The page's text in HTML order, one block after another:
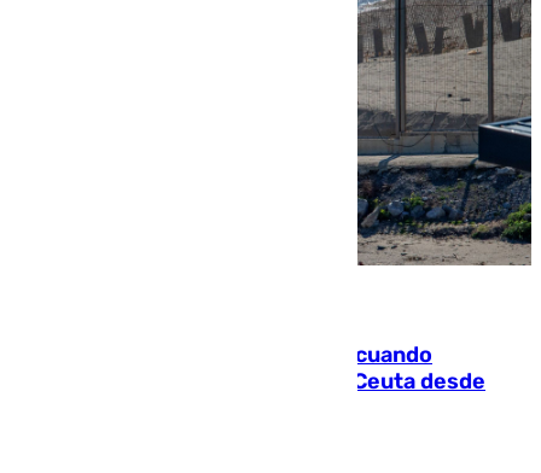
Fallece un joven tras caer al mar cuando
intentaba entrar en parapente a Ceuta desde